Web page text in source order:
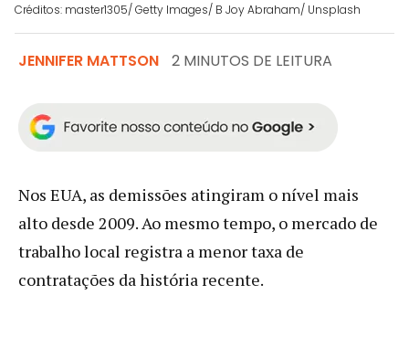
Créditos: master1305/ Getty Images/ B Joy Abraham/ Unsplash
JENNIFER MATTSON 2 MINUTOS DE LEITURA
Nos EUA, as demissões atingiram o nível mais
alto desde 2009. Ao mesmo tempo, o mercado de
trabalho local registra a menor taxa de
contratações da história recente.